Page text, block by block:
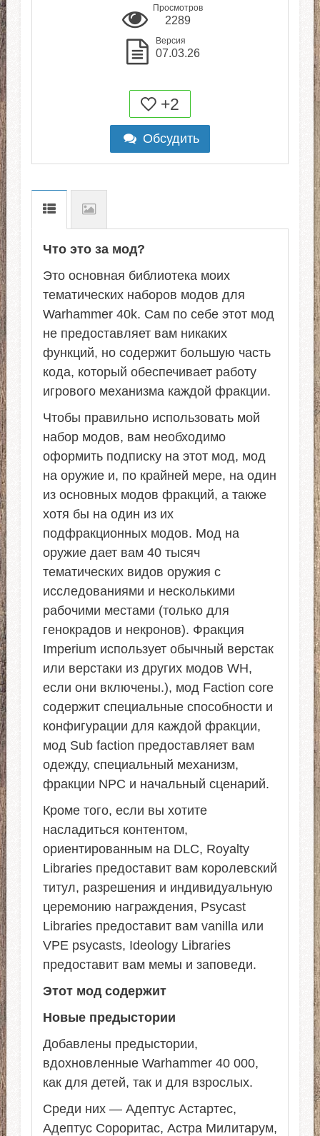
Просмотров
2289
Версия
07.03.26
+2
Обсудить
Что это за мод?
Это основная библиотека моих
тематических наборов модов для
Warhammer 40k. Сам по себе этот мод
не предоставляет вам никаких
функций, но содержит большую часть
кода, который обеспечивает работу
игрового механизма каждой фракции.
Чтобы правильно использовать мой
набор модов, вам необходимо
оформить подписку на этот мод, мод
на оружие и, по крайней мере, на один
из основных модов фракций, а также
хотя бы на один из их
подфракционных модов. Мод на
оружие дает вам 40 тысяч
тематических видов оружия с
исследованиями и несколькими
рабочими местами (только для
генокрадов и некронов). Фракция
Imperium использует обычный верстак
или верстаки из других модов WH,
если они включены.), мод Faction core
содержит специальные способности и
конфигурации для каждой фракции,
мод Sub faction предоставляет вам
одежду, специальный механизм,
фракции NPC и начальный сценарий.
Кроме того, если вы хотите
насладиться контентом,
ориентированным на DLC, Royalty
Libraries предоставит вам королевский
титул, разрешения и индивидуальную
церемонию награждения, Psycast
Libraries предоставит вам vanilla или
VPE psycasts, Ideology Libraries
предоставит вам мемы и заповеди.
Этот мод содержит
Новые предыстории
Добавлены предыстории,
вдохновленные Warhammer 40 000,
как для детей, так и для взрослых.
Среди них — Адептус Астартес,
Адептус Сороритас, Астра Милитарум,